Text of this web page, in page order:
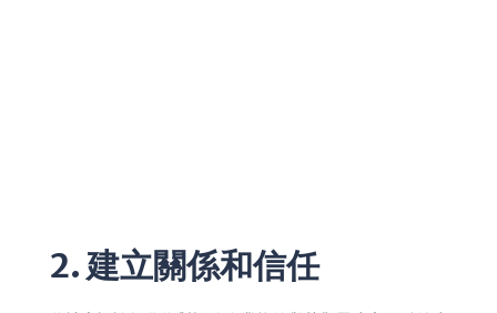
2. 建立關係和信任